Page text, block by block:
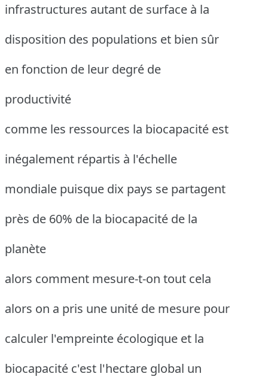
infrastructures autant de surface à la
disposition des populations et bien sûr
en fonction de leur degré de
productivité
comme les ressources la biocapacité est
inégalement répartis à l'échelle
mondiale puisque dix pays se partagent
près de 60% de la biocapacité de la
planète
alors comment mesure-t-on tout cela
alors on a pris une unité de mesure pour
calculer l'empreinte écologique et la
biocapacité c'est l'hectare global un